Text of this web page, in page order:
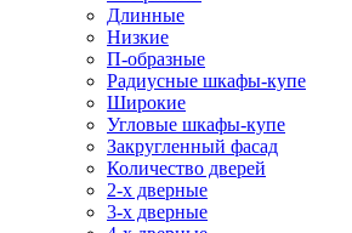
Длинные
Низкие
П-образные
Радиусные шкафы-купе
Широкие
Угловые шкафы-купе
Закругленный фасад
Количество дверей
2-х дверные
3-х дверные